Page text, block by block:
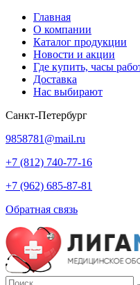
Главная
О компании
Каталог продукции
Новости и акции
Где купить, часы
Доставка
Нас выбирают
Санкт-Петербург
9858781@mail.ru
+7 (812) 740-77-16
+7 (962) 685-87-81
Обратная связь